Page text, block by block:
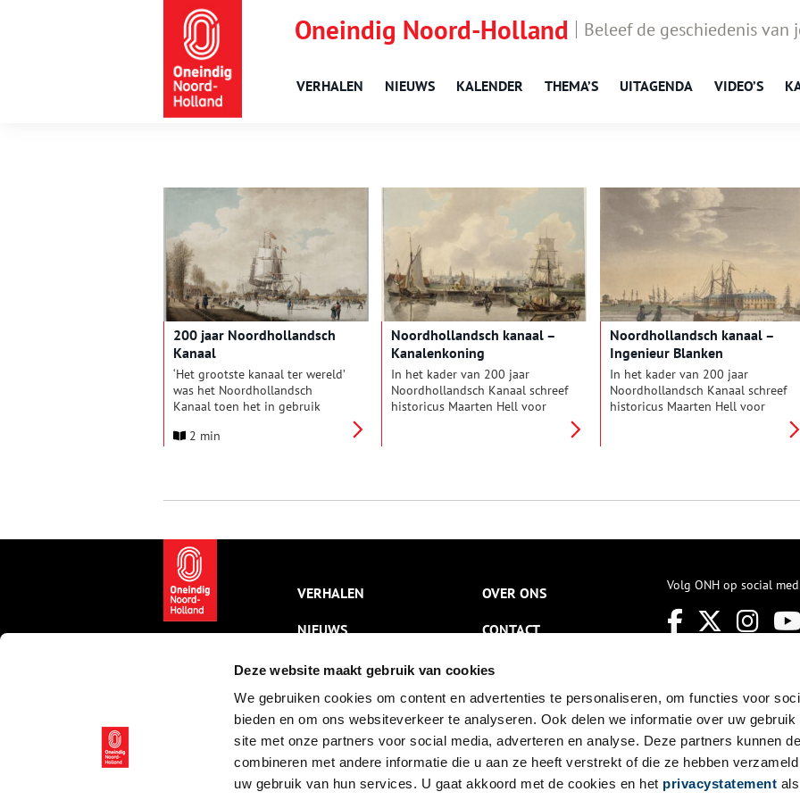
Deze website maakt gebruik van cookies
We gebruiken cookies om content en advertenties te personaliseren, om functies voor
bieden en om ons websiteverkeer te analyseren. Ook delen we informatie over uw gebruik
site met onze partners voor social media, adverteren en analyse. Deze partners kunnen
combineren met andere informatie die u aan ze heeft verstrekt of die ze hebben
uw gebruik van hun services. U gaat akkoord met de cookies en het privacystatement
Oneindig Noord-Holland Beleef de geschiedenis van
VERHALEN NIEUWS KALENDER THEMA’S UITAGENDA VIDEO’S
200 jaar Noordhollandsch
Kanaal
‘Het grootste kanaal ter wereld’
was het Noordhollandsch
Kanaal toen het in gebruik
200 jaar geleden. Het moest
het nu?
2 min
Noordhollandsch kanaal –
Kanalenkoning
In het kader van 200 jaar
Noordhollandsch Kanaal schreef
historicus Maarten Hell voor
‘kanalenkoning’ Willem I.
Noordhollandsch kanaal –
Ingenieur Blanken
In het kader van 200 jaar
Noordhollandsch Kanaal schreef
historicus Maarten Hell voor
Jan Blanken, een ingenieur op
VERHALEN
NIEUWS
KALENDER
THEMA’S
ACTIVITEITEN
VIDEO’S
OVER ONS
CONTACT
NIEUWSBRIEF
DISCLAIMER
PRIVACY
TOEGANKELIJKHEID
Volg ONH op social